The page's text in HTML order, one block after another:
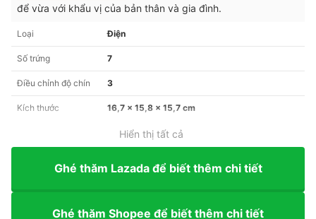
để vừa với khẩu vị của bản thân và gia đình.
Loại Điện
Số trứng 7
Điều chỉnh độ chín 3
Kích thước 16,7 x 15,8 x 15,7 cm
Hiển thị tất cả
Ghé thăm Lazada để biết thêm chi tiết
Ghé thăm Shopee để biết thêm chi tiết